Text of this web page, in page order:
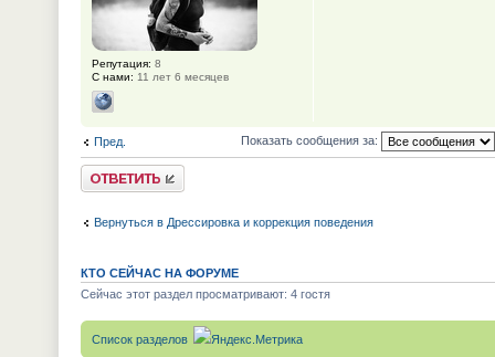
Репутация: 8
С нами: 11 лет 6 месяцев
Пред. Показать сообщения за:
Ответить
Вернуться в Дрессировка и коррекция поведения
КТО СЕЙЧАС НА ФОРУМЕ
Сейчас этот раздел просматривают: 4 гостя
Список разделов